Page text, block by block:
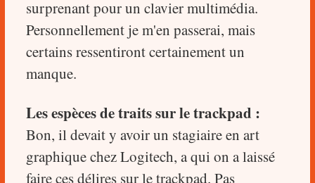
surprenant pour un clavier multimédia.
Personnellement je m'en passerai, mais
certains ressentiront certainement un
manque.
Les espèces de traits sur le trackpad :
Bon, il devait y avoir un stagiaire en art
graphique chez Logitech, a qui on a laissé
faire ces délires sur le trackpad. Pas